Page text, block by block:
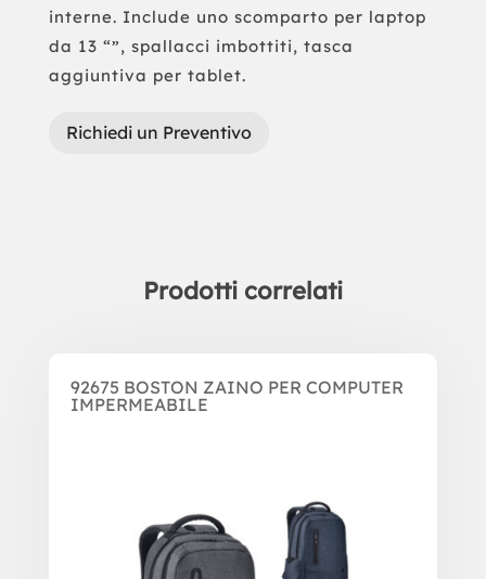
interne. Include uno scomparto per laptop
da 13 “”, spallacci imbottiti, tasca
aggiuntiva per tablet.
Richiedi un Preventivo
Prodotti correlati
92675 BOSTON ZAINO PER COMPUTER
IMPERMEABILE